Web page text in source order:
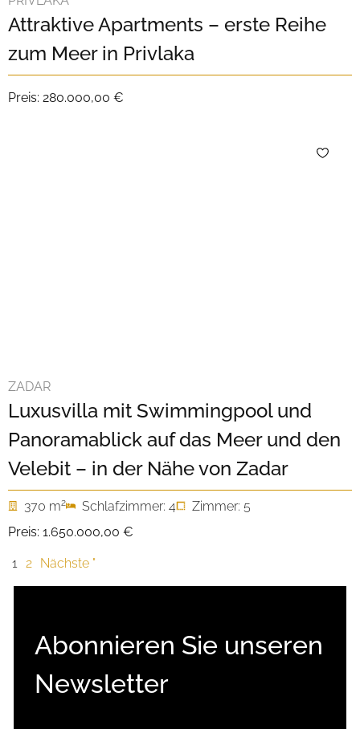
Attraktive Apartments – erste Reihe
zum Meer in Privlaka
Preis: 280.000,00 €
ZADAR
Luxusvilla mit Swimmingpool und
Panoramablick auf das Meer und den
Velebit – in der Nähe von Zadar
370 m2 Schlafzimmer: 4
Zimmer: 5
Preis: 1.650.000,00 €
1 2 Nächste "
Abonnieren Sie unseren
Newsletter